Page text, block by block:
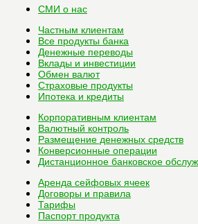
СМИ о нас
Частным клиентам
Все продукты банка
Денежные переводы
Вклады и инвестиции
Обмен валют
Страховые продукты
Ипотека и кредиты
Корпоративным клиентам
Валютный контроль
Размещение денежных средств
Конверсионные операции
Дистанционное банковское
Аренда сейфовых ячеек
Договоры и правила
Тарифы
Паспорт продукта